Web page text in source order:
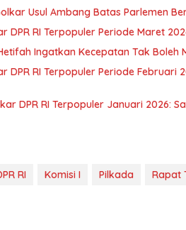
Usul Ambang Batas Parlemen
DPR RI Terpopuler Periode Maret
Ingatkan Kecepatan Tak
DPR RI Terpopuler Periode Februari
DPR RI Terpopuler Januari 2026:
RI Komisi I Pilkada Rapat